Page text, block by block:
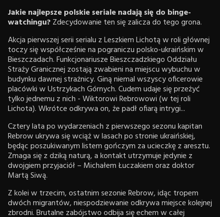
Jakie najlepsze polskie seriale nadają się do binge-
watchingu?Zdecydowanie ten się zalicza do tego grona.
Akcja pierwszej serii serialu z Leszkiem Lichotą w roli głównej
toczy się współcześnie na pograniczu polsko-ukraińskim w
Bieszczadach. Funkcjonariusze Bieszczadzkiego Oddziału
Straży Granicznej zostają zwabieni na miejscu wybuchu w
budynku dawnej strażnicy. Giną niemal wszyscy oficerowie
placówki w Ustrzykach Górnych. Cudem udaje się przeżyć
tylko jednemu z nich - Wiktorowi Rebrowowi (w tej roli
Lichota). Wkrótce odkrywa on, że padł ofiarą intrygi...
Cztery lata po wydarzeniach z pierwszego sezonu kapitan
Rebrow ukrywa się wciąż w lasach po stronie ukraińskiej,
będąc poszukiwanym listem gończym za ucieczkę z aresztu.
Zmaga się z dziką naturą, a kontakt utrzymuje jedynie z
dwojgiem przyjaciół – Michałem Łuczakiem oraz doktor
Martą Siwą.
Z kolei w trzecim, ostatnim sezonie Rebrow, idąc tropem
dwóch migrantów, niespodziewanie odkrywa miejsce kolejnej
zbrodni. Brutalne zabójstwo odbija się echem w całej